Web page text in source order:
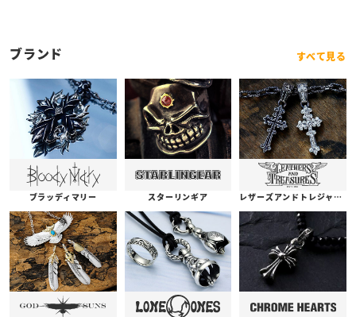
ブランド すべて見る
ブラッディマリー スターリンギア レザーズアンドトレジャーズ